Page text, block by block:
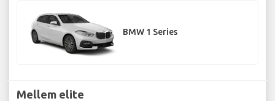
BMW 1 Series
Mellem elite